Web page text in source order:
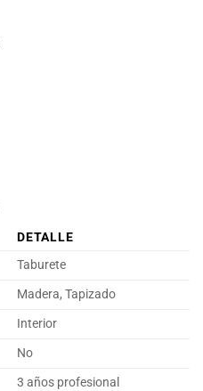
DETALLE
Taburete
Madera, Tapizado
Interior
No
3 años profesional